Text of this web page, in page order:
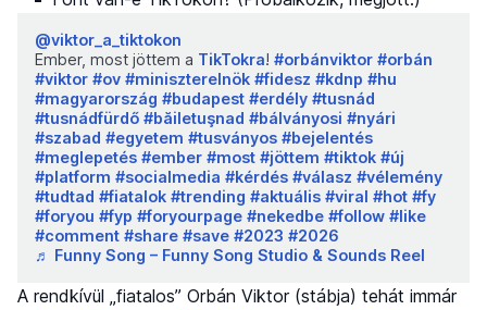
@viktor_a_tiktokon
Ember, most jöttem a TikTokra! #orbánviktor #orbán
#viktor #ov #miniszterelnök #fidesz #kdnp #hu
#magyarország #budapest #erdély #tusnád
#tusnádfürdő #băiletuşnad #bálványosi #nyári
#szabad #egyetem #tusványos #bejelentés
#meglepetés #ember #most #jöttem #tiktok #új
#platform #socialmedia #kérdés #válasz #vélemény
#tudtad #fiatalok #trending #aktuális #viral #hot #fy
#foryou #fyp #foryourpage #nekedbe #follow #like
#comment #share #save #2023 #2026
♬ Funny Song – Funny Song Studio & Sounds Reel
A rendkívül „fiatalos” Orbán Viktor (stábja) tehát immár